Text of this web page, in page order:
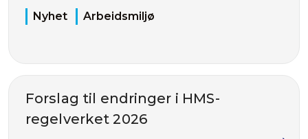
Nyhet
Arbeidsmiljø
Forslag til endringer i HMS-
regelverket 2026